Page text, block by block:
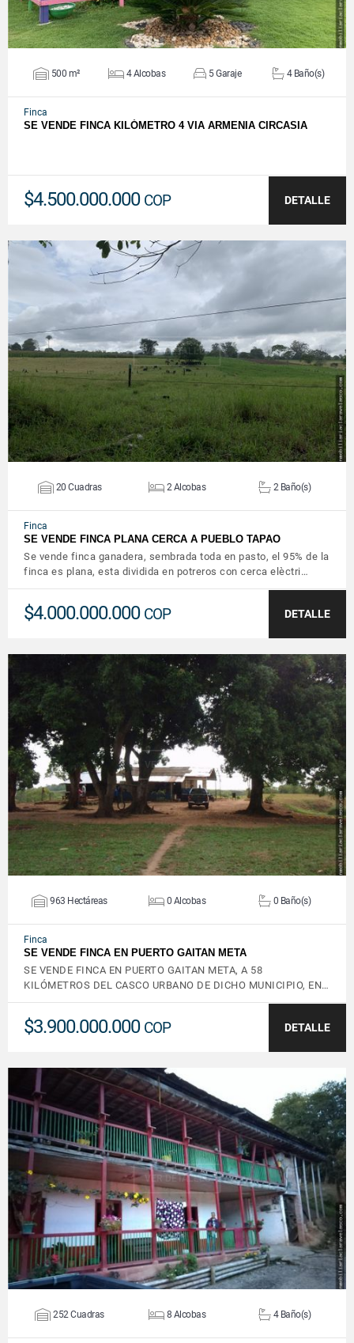
500 m² 4 Alcobas 5 Garaje 4 Baño(s)
Finca
SE VENDE FINCA KILÓMETRO 4 VIA ARMENIA CIRCASIA
$4.500.000.000 COP DETALLE
VER DETALLES
20 Cuadras 2 Alcobas 2 Baño(s)
Finca
SE VENDE FINCA PLANA CERCA A PUEBLO TAPAO
Se vende finca ganadera, sembrada toda en pasto, el 95% de la
finca es plana, esta dividida en potreros con cerca elèctri…
$4.000.000.000 COP DETALLE
VER DETALLES
963 Hectáreas 0 Alcobas 0 Baño(s)
Finca
SE VENDE FINCA EN PUERTO GAITAN META
SE VENDE FINCA EN PUERTO GAITAN META, A 58
KILÓMETROS DEL CASCO URBANO DE DICHO MUNICIPIO, EN…
$3.900.000.000 COP DETALLE
VER DETALLES
252 Cuadras 8 Alcobas 4 Baño(s)